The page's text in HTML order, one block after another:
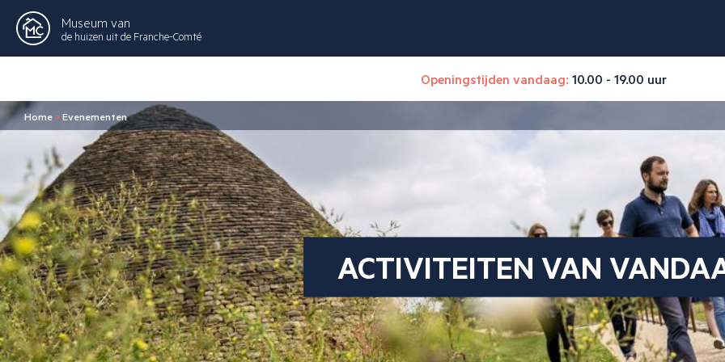
Museum van
de huizen uit de Franche-Comté
Openingstijden vandaag: 10.00 - 19.00 uur
Home >Evenementen
ACTIVITEITEN VAN